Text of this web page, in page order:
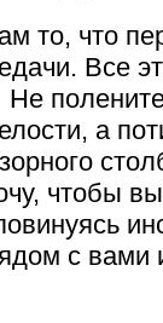
то, что
Все
а
чтобы
с вами